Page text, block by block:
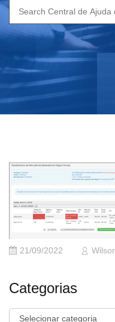
Search
for:
21/09/2022
Categorias
Categorias